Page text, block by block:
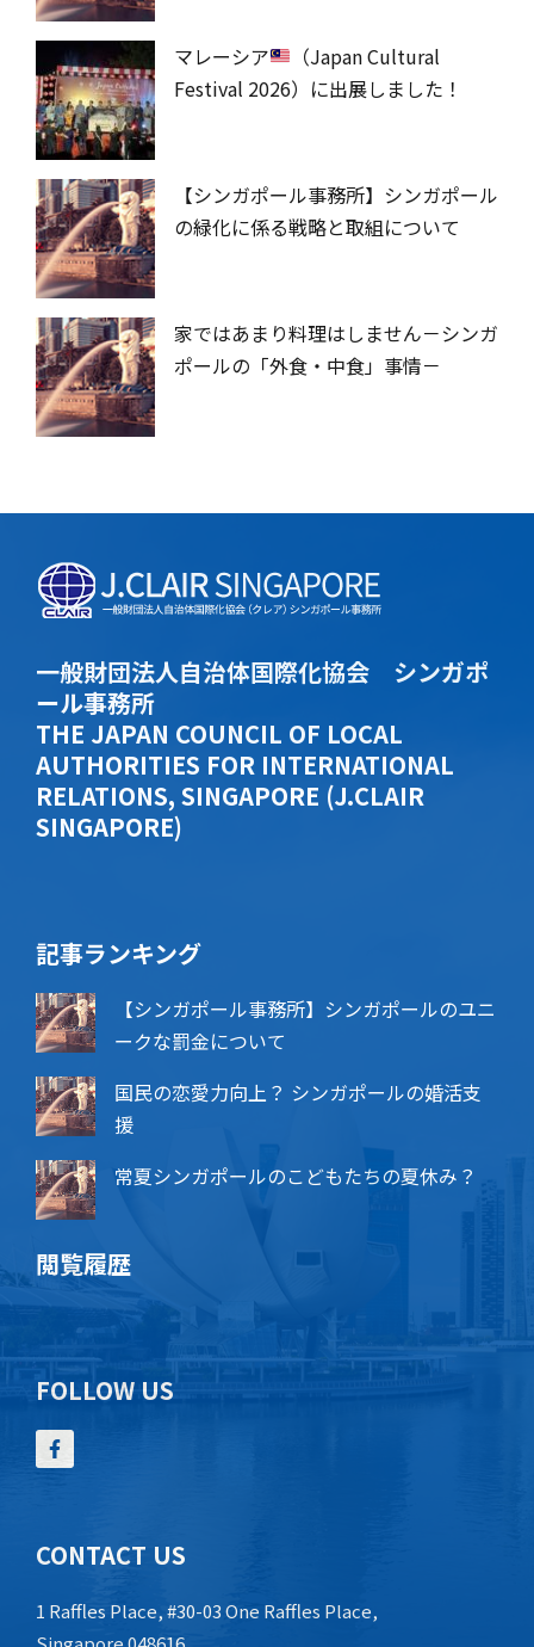
マレーシア
（Japan Cultural
Festival 2026）に出展しました！
【シンガポール事務所】シンガポール
の緑化に係る戦略と取組について
家ではあまり料理はしません－シンガ
ポールの「外食・中食」事情－
一般財団法人自治体国際化協会 シンガポ
ール事務所
THE JAPAN COUNCIL OF LOCAL
AUTHORITIES FOR INTERNATIONAL
RELATIONS, SINGAPORE (J.CLAIR
SINGAPORE)
記事ランキング
【シンガポール事務所】シンガポールのユニ
ークな罰金について
国民の恋愛力向上？ シンガポールの婚活支
援
常夏シンガポールのこどもたちの夏休み？
閲覧履歴
FOLLOW US
CONTACT US
1 Raffles Place, #30-03 One Raffles Place,